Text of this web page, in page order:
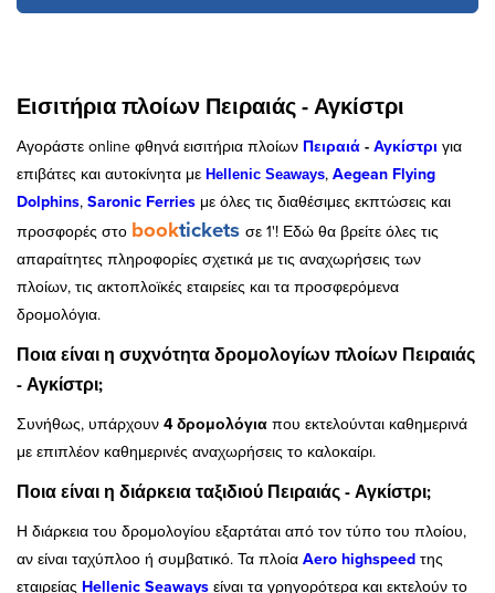
Εισιτήρια πλοίων Πειραιάς - Αγκίστρι
Αγοράστε online φθηνά εισιτήρια πλοίων Πειραιά - Αγκίστρι για
επιβάτες και αυτοκίνητα με Hellenic Seaways, Aegean Flying
Dolphins, Saronic Ferries με όλες τις διαθέσιμες εκπτώσεις και
προσφορές στο booktickets σε 1'! Εδώ θα βρείτε όλες τις
απαραίτητες πληροφορίες σχετικά με τις αναχωρήσεις των
πλοίων, τις ακτοπλοϊκές εταιρείες και τα προσφερόμενα
δρομολόγια.
Ποια είναι η συχνότητα δρομολογίων πλοίων Πειραιάς
- Αγκίστρι;
Συνήθως, υπάρχουν 4 δρομολόγια που εκτελούνται καθημερινά
με επιπλέον καθημερινές αναχωρήσεις το καλοκαίρι.
Ποια είναι η διάρκεια ταξιδιού Πειραιάς - Αγκίστρι;
Η διάρκεια του δρομολογίου εξαρτάται από τον τύπο του πλοίου,
αν είναι ταχύπλοο ή συμβατικό. Τα πλοία Aero highspeed της
εταιρείας Hellenic Seaways είναι τα γρηγορότερα και εκτελούν το